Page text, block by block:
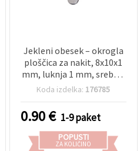
Jekleni obesek – okrogla
ploščica za nakit, 8x10x1
mm, luknja 1 mm, srebrni
ton – 20 kosov
Koda izdelka: 176785
0.90€ 1-9 paket
POPUSTI
ZA KOLIČINO